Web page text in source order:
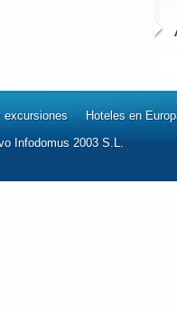
excursiones
Hoteles en
Infodomus 2003 S.L.